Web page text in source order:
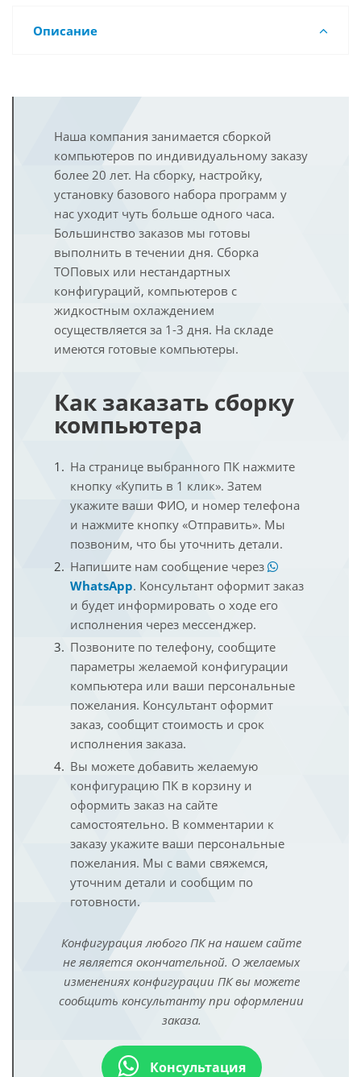
Описание
Наша компания занимается сборкой
компьютеров по индивидуальному заказу
более 20 лет. На сборку, настройку,
установку базового набора программ у
нас уходит чуть больше одного часа.
Большинство заказов мы готовы
выполнить в течении дня. Сборка
ТОПовых или нестандартных
конфигураций, компьютеров с
жидкостным охлаждением
осуществляется за 1-3 дня. На складе
имеются готовые компьютеры.
Как заказать сборку
компьютера
На странице выбранного ПК нажмите
кнопку «Купить в 1 клик». Затем
укажите ваши ФИО, и номер телефона
и нажмите кнопку «Отправить». Мы
позвоним, что бы уточнить детали.
Напишите нам сообщение через
WhatsApp. Консультант оформит заказ
и будет информировать о ходе его
исполнения через мессенджер.
Позвоните по телефону, сообщите
параметры желаемой конфигурации
компьютера или ваши персональные
пожелания. Консультант оформит
заказ, сообщит стоимость и срок
исполнения заказа.
Вы можете добавить желаемую
конфигурацию ПК в корзину и
оформить заказ на сайте
самостоятельно. В комментарии к
заказу укажите ваши персональные
пожелания. Мы с вами свяжемся,
уточним детали и сообщим по
готовности.
Конфигурация любого ПК на нашем сайте
не является окончательной. О желаемых
изменениях конфигурации ПК вы можете
сообщить консультанту при оформлении
заказа.
Консультация